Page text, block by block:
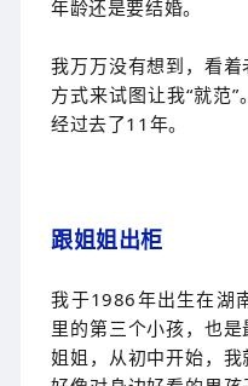
年龄还是要结婚。
我万万没有想到，看
方式来试图让我“就范
经过去了11年。
跟姐姐出柜
我于1986年出生在湖
里的第三个小孩，也
姐姐，从初中开始，我